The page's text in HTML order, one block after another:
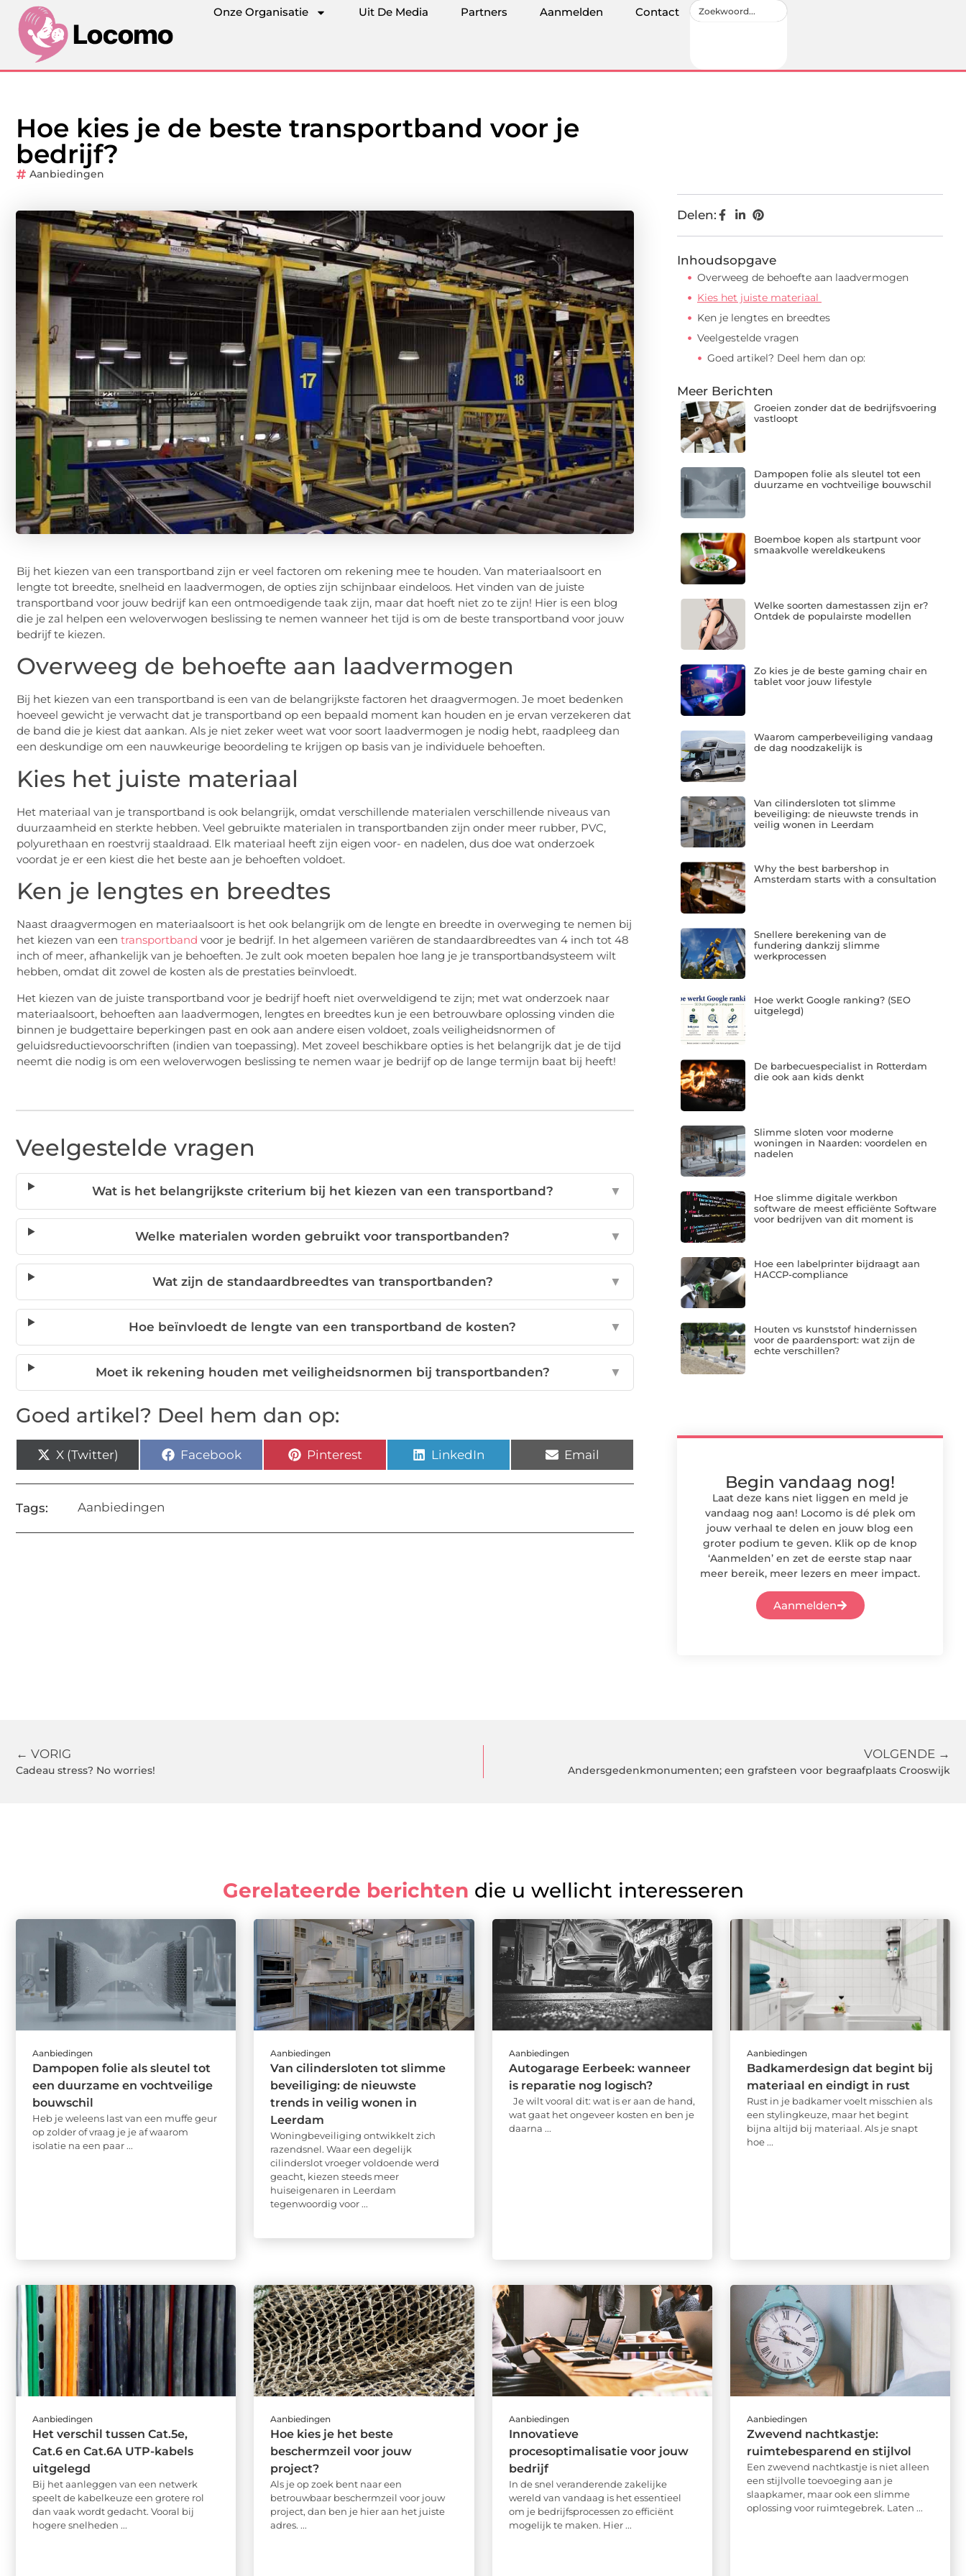
Onze Organisatie Uit De Media Partners Aanmelden Contact
Hoe kies je de beste transportband voor je
bedrijf?
Aanbiedingen
Bij het kiezen van een transportband zijn er veel factoren om rekening mee te houden. Van materiaalsoort en
lengte tot breedte, snelheid en laadvermogen, de opties zijn schijnbaar eindeloos. Het vinden van de juiste
transportband voor jouw bedrijf kan een ontmoedigende taak zijn, maar dat hoeft niet zo te zijn! Hier is een blog
die je zal helpen een weloverwogen beslissing te nemen wanneer het tijd is om de beste transportband voor jouw
bedrijf te kiezen.
Overweeg de behoefte aan laadvermogen
Bij het kiezen van een transportband is een van de belangrijkste factoren het draagvermogen. Je moet bedenken
hoeveel gewicht je verwacht dat je transportband op een bepaald moment kan houden en je ervan verzekeren dat
de band die je kiest dat aankan. Als je niet zeker weet wat voor soort laadvermogen je nodig hebt, raadpleeg dan
een deskundige om een nauwkeurige beoordeling te krijgen op basis van je individuele behoeften.
Kies het juiste materiaal
Het materiaal van je transportband is ook belangrijk, omdat verschillende materialen verschillende niveaus van
duurzaamheid en sterkte hebben. Veel gebruikte materialen in transportbanden zijn onder meer rubber, PVC,
polyurethaan en roestvrij staaldraad. Elk materiaal heeft zijn eigen voor- en nadelen, dus doe wat onderzoek
voordat je er een kiest die het beste aan je behoeften voldoet.
Ken je lengtes en breedtes
Naast draagvermogen en materiaalsoort is het ook belangrijk om de lengte en breedte in overweging te nemen bij
het kiezen van een transportband voor je bedrijf. In het algemeen variëren de standaardbreedtes van 4 inch tot 48
inch of meer, afhankelijk van je behoeften. Je zult ook moeten bepalen hoe lang je je transportbandsysteem wilt
hebben, omdat dit zowel de kosten als de prestaties beïnvloedt.
Het kiezen van de juiste transportband voor je bedrijf hoeft niet overweldigend te zijn; met wat onderzoek naar
materiaalsoort, behoeften aan laadvermogen, lengtes en breedtes kun je een betrouwbare oplossing vinden die
binnen je budgettaire beperkingen past en ook aan andere eisen voldoet, zoals veiligheidsnormen of
geluidsreductievoorschriften (indien van toepassing). Met zoveel beschikbare opties is het belangrijk dat je de tijd
neemt die nodig is om een weloverwogen beslissing te nemen waar je bedrijf op de lange termijn baat bij heeft!
Veelgestelde vragen
Wat is het belangrijkste criterium bij het kiezen van een transportband? ▼
Welke materialen worden gebruikt voor transportbanden? ▼
Wat zijn de standaardbreedtes van transportbanden? ▼
Hoe beïnvloedt de lengte van een transportband de kosten? ▼
Moet ik rekening houden met veiligheidsnormen bij transportbanden? ▼
Goed artikel? Deel hem dan op:
X (Twitter) Facebook Pinterest LinkedIn Email
Tags: Aanbiedingen
Delen:
Inhoudsopgave
Overweeg de behoefte aan laadvermogen
Kies het juiste materiaal
Ken je lengtes en breedtes
Veelgestelde vragen
Goed artikel? Deel hem dan op:
Meer Berichten
Groeien zonder dat de bedrijfsvoering
vastloopt
Dampopen folie als sleutel tot een
duurzame en vochtveilige bouwschil
Boemboe kopen als startpunt voor
smaakvolle wereldkeukens
Welke soorten damestassen zijn er?
Ontdek de populairste modellen
Zo kies je de beste gaming chair en
tablet voor jouw lifestyle
Waarom camperbeveiliging vandaag
de dag noodzakelijk is
Van cilindersloten tot slimme
beveiliging: de nieuwste trends in
veilig wonen in Leerdam
Why the best barbershop in
Amsterdam starts with a consultation
Snellere berekening van de
fundering dankzij slimme
werkprocessen
Hoe werkt Google ranking? (SEO
uitgelegd)
De barbecuespecialist in Rotterdam
die ook aan kids denkt
Slimme sloten voor moderne
woningen in Naarden: voordelen en
nadelen
Hoe slimme digitale werkbon
software de meest efficiënte Software
voor bedrijven van dit moment is
Hoe een labelprinter bijdraagt aan
HACCP-compliance
Houten vs kunststof hindernissen
voor de paardensport: wat zijn de
echte verschillen?
Begin vandaag nog!
Laat deze kans niet liggen en meld je
vandaag nog aan! Locomo is dé plek om
jouw verhaal te delen en jouw blog een
groter podium te geven. Klik op de knop
‘Aanmelden’ en zet de eerste stap naar
meer bereik, meer lezers en meer impact.
Aanmelden
← VORIG
Cadeau stress? No worries!
VOLGENDE →
Andersgedenkmonumenten; een grafsteen voor begraafplaats Crooswijk
Gerelateerde berichten die u wellicht interesseren
Aanbiedingen
Dampopen folie als sleutel tot
een duurzame en vochtveilige
bouwschil
Heb je weleens last van een muffe geur
op zolder of vraag je je af waarom
isolatie na een paar ...
Aanbiedingen
Van cilindersloten tot slimme
beveiliging: de nieuwste
trends in veilig wonen in
Leerdam
Woningbeveiliging ontwikkelt zich
razendsnel. Waar een degelijk
cilinderslot vroeger voldoende werd
geacht, kiezen steeds meer
huiseigenaren in Leerdam
tegenwoordig voor ...
Aanbiedingen
Autogarage Eerbeek: wanneer
is reparatie nog logisch?
Je wilt vooral dit: wat is er aan de hand,
wat gaat het ongeveer kosten en ben je
daarna ...
Aanbiedingen
Badkamerdesign dat begint bij
materiaal en eindigt in rust
Rust in je badkamer voelt misschien als
een stylingkeuze, maar het begint
bijna altijd bij materiaal. Als je snapt
hoe ...
Aanbiedingen
Het verschil tussen Cat.5e,
Cat.6 en Cat.6A UTP-kabels
uitgelegd
Bij het aanleggen van een netwerk
speelt de kabelkeuze een grotere rol
dan vaak wordt gedacht. Vooral bij
hogere snelheden ...
Aanbiedingen
Hoe kies je het beste
beschermzeil voor jouw
project?
Als je op zoek bent naar een
betrouwbaar beschermzeil voor jouw
project, dan ben je hier aan het juiste
adres. ...
Aanbiedingen
Innovatieve
procesoptimalisatie voor jouw
bedrijf
In de snel veranderende zakelijke
wereld van vandaag is het essentieel
om je bedrijfsprocessen zo efficiënt
mogelijk te maken. Hier ...
Aanbiedingen
Zwevend nachtkastje:
ruimtebesparend en stijlvol
Een zwevend nachtkastje is niet alleen
een stijlvolle toevoeging aan je
slaapkamer, maar ook een slimme
oplossing voor ruimtegebrek. Laten ...